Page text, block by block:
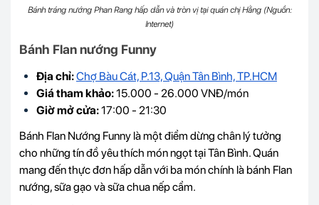
Bánh tráng nướng Phan Rang hấp dẫn và tròn vị tại quán chị Hằng (Nguồn:
Internet)
Bánh Flan nướng Funny
Địa chỉ:Chợ Bàu Cát, P.13, Quận Tân Bình, TP.HCM
Giá tham khảo:15.000 - 26.000 VNĐ/món
Giờ mở cửa:17:00 - 21:30
Bánh Flan Nướng Funny là một điểm dừng chân lý tưởng
cho những tín đồ yêu thích món ngọt tại Tân Bình. Quán
mang đến thực đơn hấp dẫn với ba món chính là bánh Flan
nướng, sữa gạo và sữa chua nếp cẩm.